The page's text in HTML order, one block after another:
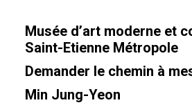
Musée d’art moderne et
Saint-Etienne Métropole
Demander le chemin à
Min Jung-Yeon